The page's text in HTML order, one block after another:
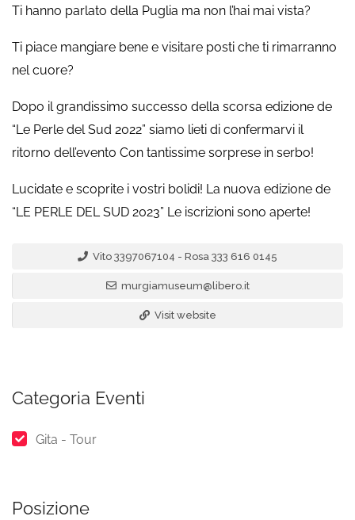
Ti hanno parlato della Puglia ma non l’hai mai vista?
Ti piace mangiare bene e visitare posti che ti rimarranno
nel cuore?
Dopo il grandissimo successo della scorsa edizione de
“Le Perle del Sud 2022” siamo lieti di confermarvi il
ritorno dell’evento Con tantissime sorprese in serbo!
Lucidate e scoprite i vostri bolidi! La nuova edizione de
“LE PERLE DEL SUD 2023” Le iscrizioni sono aperte!
Vito 3397067104 - Rosa 333 616 0145
murgiamuseum@libero.it
Visit website
Categoria Eventi
Gita - Tour
Posizione